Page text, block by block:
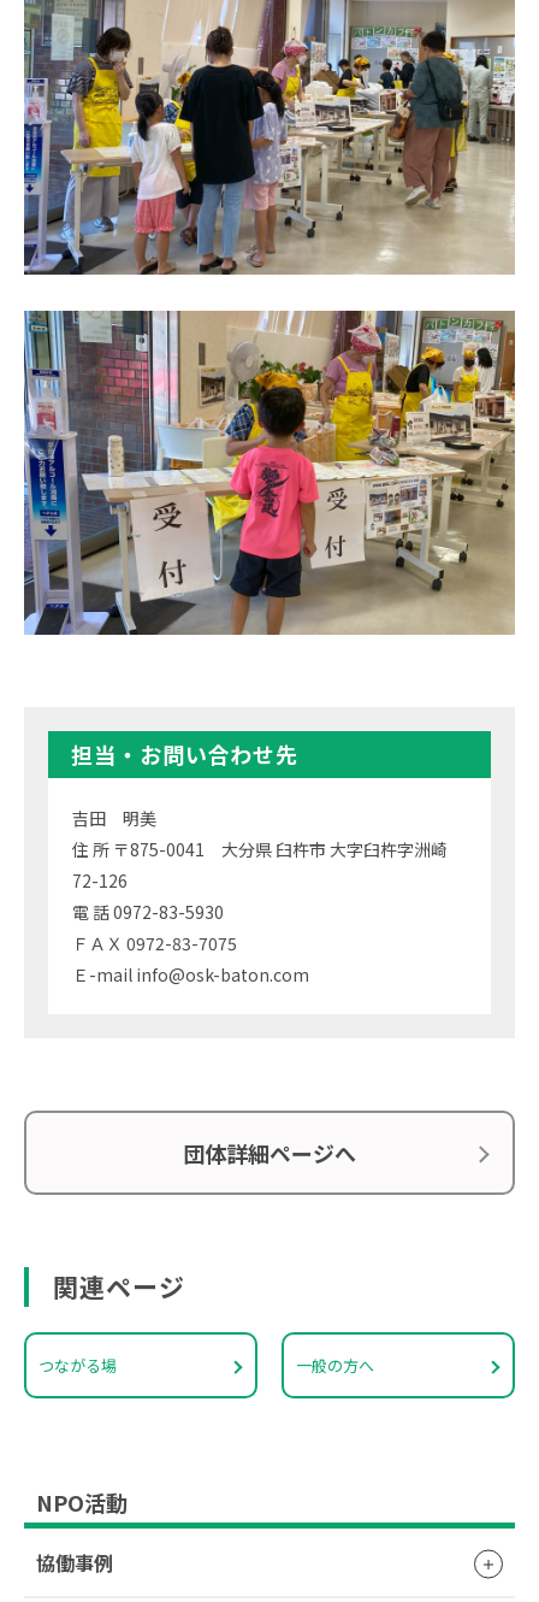
担当・お問い合わせ先
吉田 明美
住 所 〒875-0041 大分県 臼杵市 大字臼杵字洲崎
72-126
電 話 0972-83-5930
ＦＡＸ 0972-83-7075
Ｅ-mail info@osk-baton.com
団体詳細ページへ
関連ページ
つながる場 一般の方へ
NPO活動
協働事例